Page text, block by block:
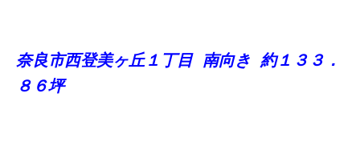
奈良市西登美ヶ丘１丁目 南向き 約１３３．
８６坪